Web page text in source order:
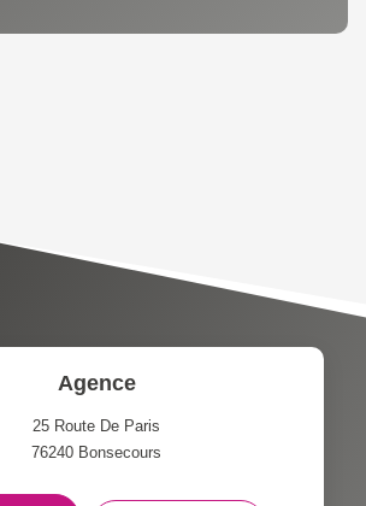
PART DES MÉNAGES SANS
:
Agence
25 Route De Paris
76240 Bonsecours